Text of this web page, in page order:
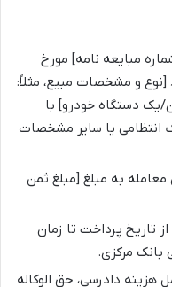
مبایعه نامه] مورخ
[نوع و مشخصات مبیع، مثلاً:
یک دستگاه خودرو] با
انتظامی یا سایر مشخصات
معامله به مبلغ [مبلغ ثمن
تاریخ پرداخت تا زمان
مرکزی.
هزینه دادرسی، حق الوکاله